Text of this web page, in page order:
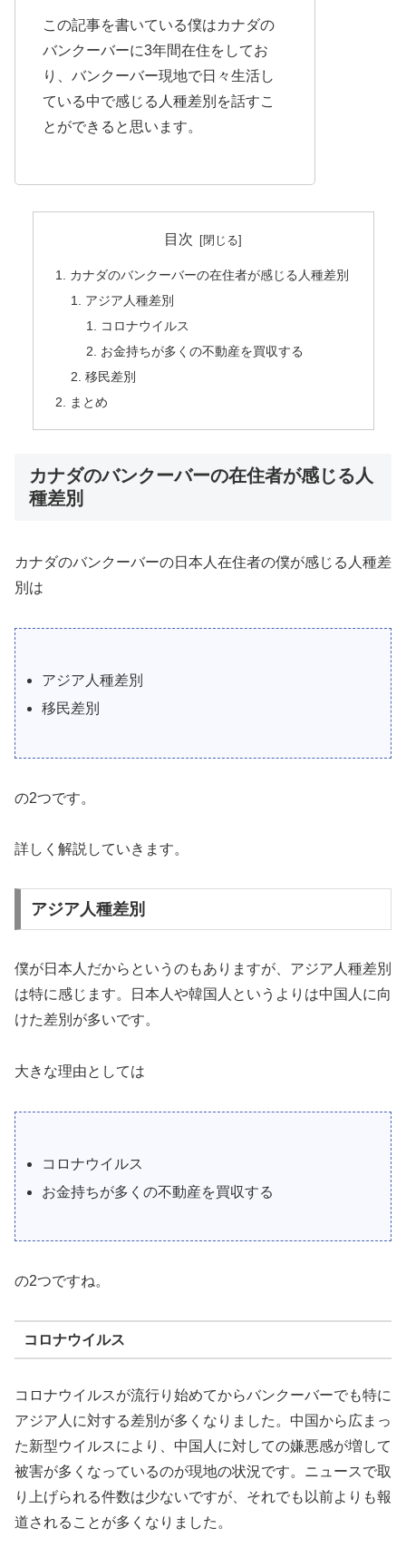
この記事を書いている僕はカナダの
バンクーバーに3年間在住をしてお
り、バンクーバー現地で日々生活し
ている中で感じる人種差別を話すこ
とができると思います。
目次
カナダのバンクーバーの在住者が感じる人種差別
アジア人種差別
コロナウイルス
お金持ちが多くの不動産を買収する
移民差別
まとめ
カナダのバンクーバーの在住者が感じる人
種差別
カナダのバンクーバーの日本人在住者の僕が感じる人種差
別は
アジア人種差別
移民差別
の2つです。
詳しく解説していきます。
アジア人種差別
僕が日本人だからというのもありますが、アジア人種差別
は特に感じます。日本人や韓国人というよりは中国人に向
けた差別が多いです。
大きな理由としては
コロナウイルス
お金持ちが多くの不動産を買収する
の2つですね。
コロナウイルス
コロナウイルスが流行り始めてからバンクーバーでも特に
アジア人に対する差別が多くなりました。中国から広まっ
た新型ウイルスにより、中国人に対しての嫌悪感が増して
被害が多くなっているのが現地の状況です。ニュースで取
り上げられる件数は少ないですが、それでも以前よりも報
道されることが多くなりました。